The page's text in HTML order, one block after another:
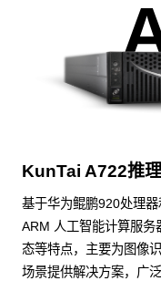
KunTai A722推
基于华为鲲鹏920处理
ARM 人工智能计算服务
态等特点，主要为图像
场景提供解决方案，广